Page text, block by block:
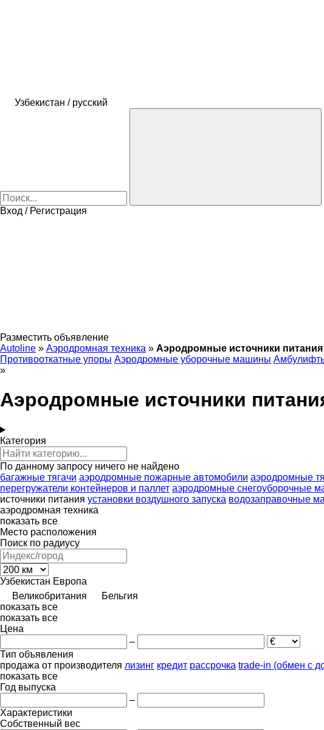
Узбекистан / русский
Вход / Регистрация
Разместить объявление
Autoline » Аэродромная техника » Аэродромные источники питания
Противооткатные упоры Аэродромные уборочные машины
»
Аэродромные источники
Категория
По данному запросу ничего не найдено
багажные тягачи аэродромные пожарные автомобили аэродромные
перегружатели контейнеров и паллет аэродромные снегоуборочные
источники питания установки воздушного запуска водозаправочные
аэродромная техника
показать все
Место расположения
Поиск по радиусу
Узбекистан Европа
Великобритания
Бельгия
показать все
показать все
Цена
–
Тип объявления
продажа от производителя лизинг кредит рассрочка trade-in (обмен с
показать все
Год выпуска
–
Характеристики
Собственный вес